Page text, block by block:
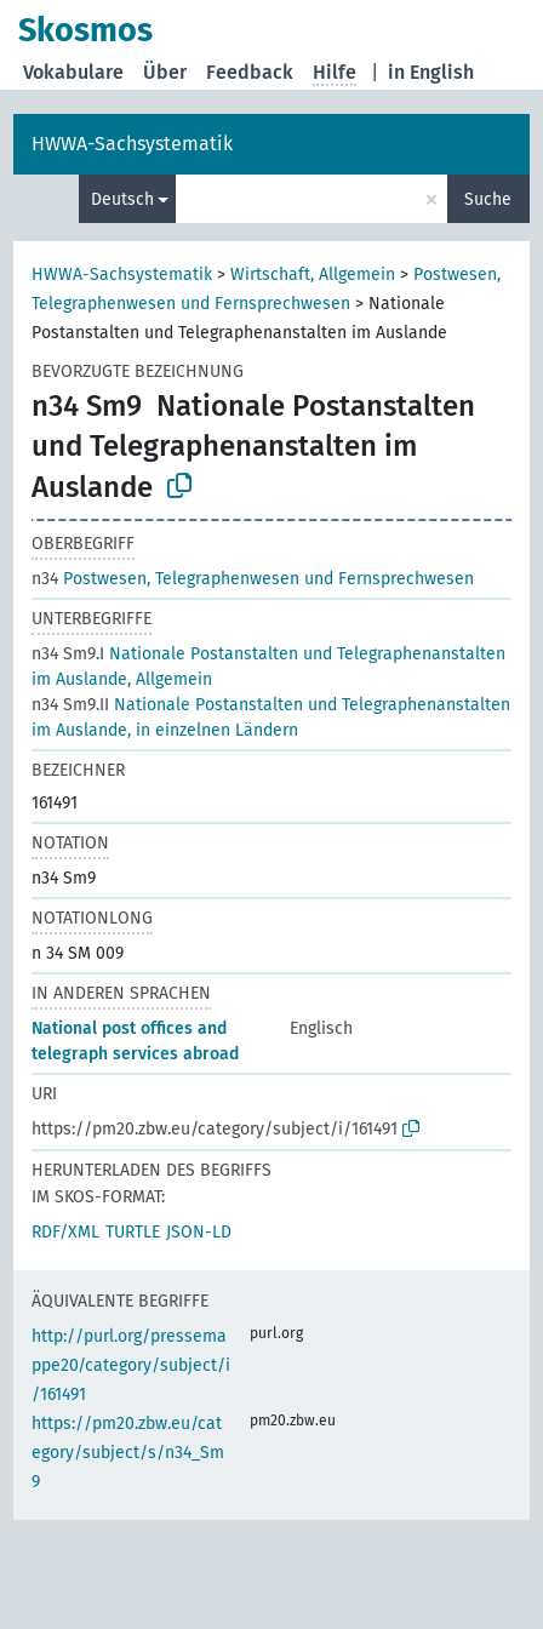
Skosmos
in English
Vokabulare Über Feedback Hilfe
HWWA-Sachsystematik
Deutsch × Suche
HWWA-Sachsystematik >Wirtschaft, Allgemein > Postwesen,
Telegraphenwesen und Fernsprechwesen > Nationale
Postanstalten und Telegraphenanstalten im Auslande
BEVORZUGTE BEZEICHNUNG
n34 Sm9 Nationale Postanstalten
und Telegraphenanstalten im
Auslande
OBERBEGRIFF
n34 Postwesen, Telegraphenwesen und Fernsprechwesen
UNTERBEGRIFFE
n34 Sm9.I Nationale Postanstalten und Telegraphenanstalten
im Auslande, Allgemein
n34 Sm9.II Nationale Postanstalten und Telegraphenanstalten
im Auslande, in einzelnen Ländern
BEZEICHNER
161491
NOTATION
n34 Sm9
NOTATIONLONG
n 34 SM 009
IN ANDEREN SPRACHEN
National post offices and
telegraph services abroad
Englisch
URI
https://pm20.zbw.eu/category/subject/i/161491
HERUNTERLADEN DES BEGRIFFS
IM SKOS-FORMAT:
RDF/XML TURTLE JSON-LD
ÄQUIVALENTE BEGRIFFE
http://purl.org/pressema
ppe20/category/subject/i
/161491
purl.org
https://pm20.zbw.eu/cat
egory/subject/s/n34_Sm
9
pm20.zbw.eu